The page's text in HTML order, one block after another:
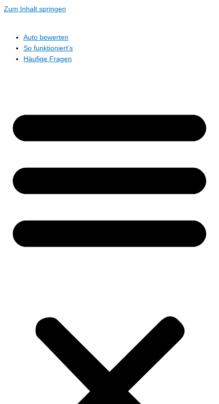
Zum Inhalt springen
Auto bewerten
So funktioniert’s
Häufige Fragen